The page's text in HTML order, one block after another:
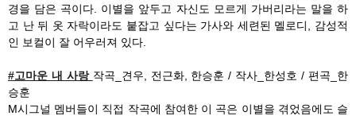
경을 담은 곡이다. 이별을 앞두고 자신도 모르게 가버리라는 말을 하
고 난 뒤 옷 자락이라도 붙잡고 싶다는 가사와 세련된 멜로디, 감성적
인 보컬이 잘 어우러져 있다.
#고마운 내 사랑 작곡_견우, 전근화, 한승훈 / 작사_한성호 / 편곡_한
승훈
M시그널 멤버들이 직접 작곡에 참여한 이 곡은 이별을 겪었음에도 슬